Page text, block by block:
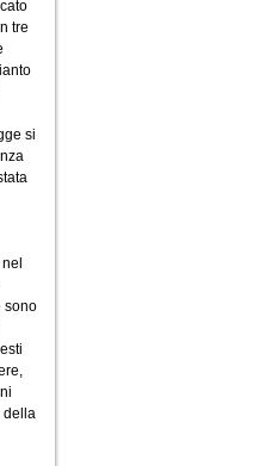
tre
si
sono
della